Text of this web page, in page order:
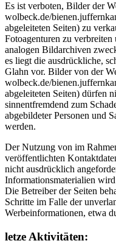
Es ist verboten, Bilder der
wolbeck.de/
abgeleiteten Seiten) zu
Fotoagenturen zu
analogen Bildarchiven
es liegt die ausdrückliche,
Glahn vor. Bilder von der
wolbeck.de/
abgeleiteten Seiten) dürfen
sinnentfremdend zum
abgebildeter Personen und
werden.
Der Nutzung von im
veröffentlichten
nicht ausdrücklich
Informationsmaterialien
Die Betreiber der Seiten
Schritte im Falle der
Werbeinformationen, etwa
letze Aktivitäten: